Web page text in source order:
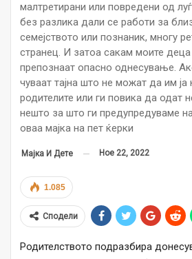
малтретирани или повредени од
без разлика дали се работи за
семејството или познаник, многу
странец. И затоа сакам моите
препознаат опасно однесување.
чуваат тајна што не можат да им ја
родителите или ги повика да одат
нешто за што ги предупредуваме
оваа мајка на пет ќерки
Мајка И Дете Ное 22, 2022
1.085
Сподели
Родителството подразбира